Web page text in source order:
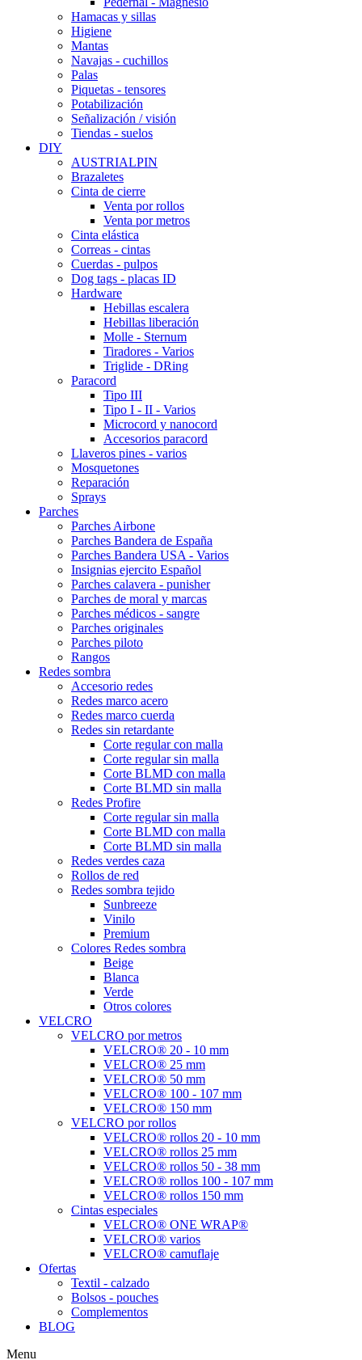
Hamacas y sillas
Higiene
Mantas
Navajas - cuchillos
Palas
Piquetas - tensores
Potabilización
Señalización / visión
Tiendas - suelos
DIY
AUSTRIALPIN
Brazaletes
Cinta de cierre
Venta por rollos
Venta por metros
Cinta elástica
Correas - cintas
Cuerdas - pulpos
Dog tags - placas ID
Hardware
Hebillas escalera
Hebillas liberación
Molle - Sternum
Tiradores - Varios
Triglide - DRing
Paracord
Tipo III
Tipo I - II - Varios
Microcord y nanocord
Accesorios paracord
Llaveros pines - varios
Mosquetones
Reparación
Sprays
Parches
Parches Airbone
Parches Bandera de España
Parches Bandera USA - Varios
Insignias ejercito Español
Parches calavera - punisher
Parches de moral y marcas
Parches médicos - sangre
Parches originales
Parches piloto
Rangos
Redes sombra
Accesorio redes
Redes marco acero
Redes marco cuerda
Redes sin retardante
Corte regular con malla
Corte regular sin malla
Corte BLMD con malla
Corte BLMD sin malla
Redes Profire
Corte regular sin malla
Corte BLMD con malla
Corte BLMD sin malla
Redes verdes caza
Rollos de red
Redes sombra tejido
Sunbreeze
Vinilo
Premium
Colores Redes sombra
Beige
Blanca
Verde
Otros colores
VELCRO
VELCRO por metros
VELCRO® 20 - 10 mm
VELCRO® 25 mm
VELCRO® 50 mm
VELCRO® 100 - 107 mm
VELCRO® 150 mm
VELCRO por rollos
VELCRO® rollos 20 - 10 mm
VELCRO® rollos 25 mm
VELCRO® rollos 50 - 38 mm
VELCRO® rollos 100 - 107 mm
VELCRO® rollos 150 mm
Cintas especiales
VELCRO® ONE WRAP®
VELCRO® varios
VELCRO® camuflaje
Ofertas
Textil - calzado
Bolsos - pouches
Complementos
BLOG
Menu